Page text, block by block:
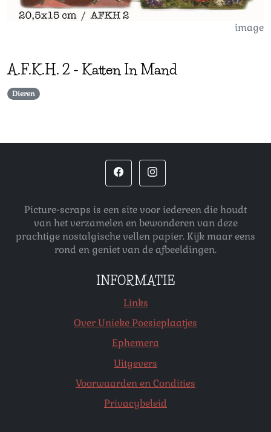
image
A.F.K.H. 2 - Katten In Mand
Dieren
Picture-scraps is een site voor iedereen die houdt
van het verzamelen en bewonderen van deze
prachtige nostalgische vellen papier. Kijk maar eens
rond en geniet van de afbeeldingen.
INFORMATIE
Links
Over Unieke Poesieplaatjes
Ephemera
Uitgevers
Voorwaarden en Condities
Privacybeleid